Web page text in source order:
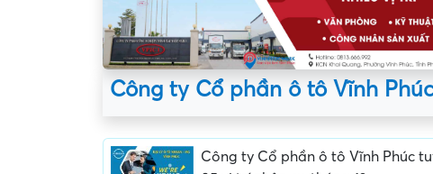
Công ty Cổ phần ô tô Vĩnh
Công ty Cổ phần ô tô Vĩnh Phúc